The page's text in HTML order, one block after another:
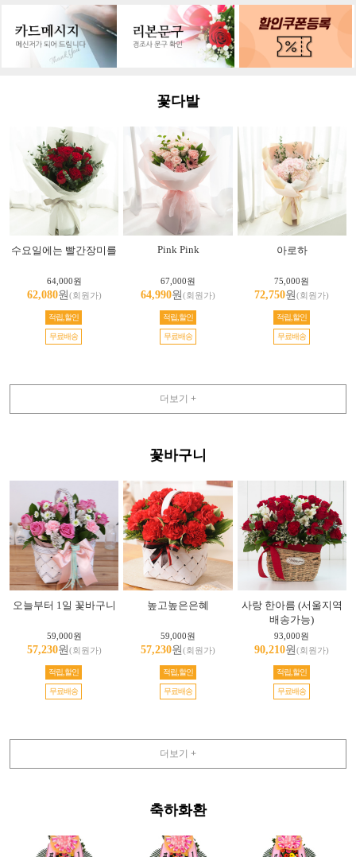
꽃다발
수요일에는 빨간장미를
64,000원
62,080원(회원가)
적립,할인
무료배송
Pink Pink
67,000원
64,990원(회원가)
적립,할인
무료배송
아로하
75,000원
72,750원(회원가)
적립,할인
무료배송
더보기 +
꽃바구니
오늘부터 1일 꽃바구니
59,000원
57,230원(회원가)
적립,할인
무료배송
높고높은은혜
59,000원
57,230원(회원가)
적립,할인
무료배송
사랑 한아름 (서울지역
배송가능)
93,000원
90,210원(회원가)
적립,할인
무료배송
더보기 +
축하화환